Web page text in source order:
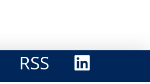
RSS